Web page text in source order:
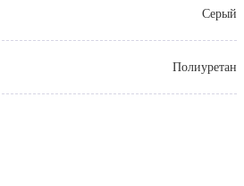
Серый
Полиуретан